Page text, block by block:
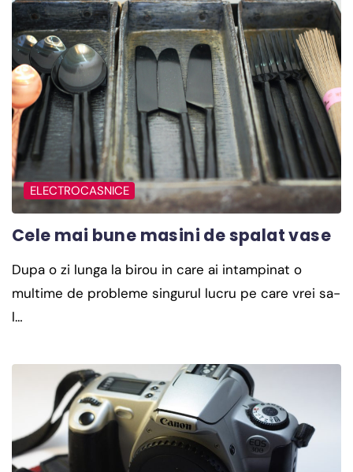
ELECTROCASNICE
Cele mai bune masini de spalat vase
Dupa o zi lunga la birou in care ai intampinat o
multime de probleme singurul lucru pe care vrei sa-
l…